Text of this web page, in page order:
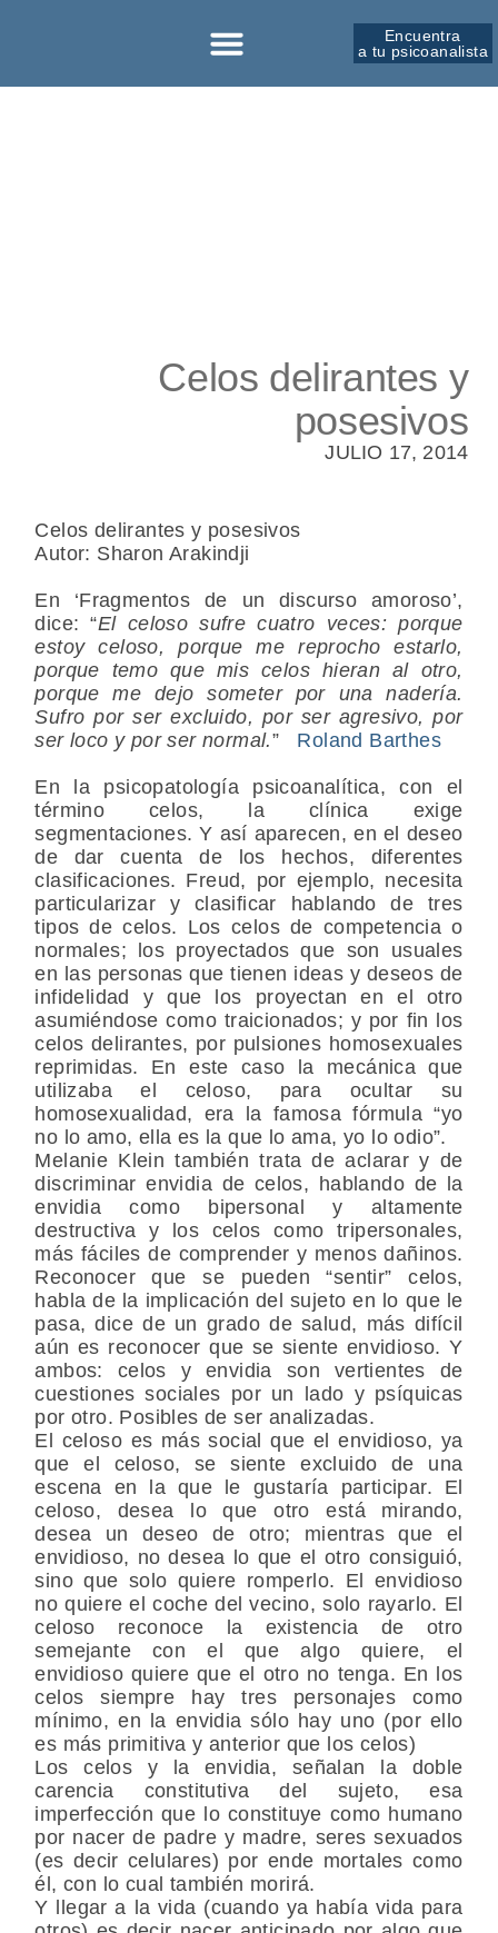
Encuentra
a tu psicoanalista
Celos delirantes y
posesivos
JULIO 17, 2014
Celos delirantes y posesivos
Autor: Sharon Arakindji
En ‘Fragmentos de un discurso amoroso’,
dice: “El celoso sufre cuatro veces: porque
estoy celoso, porque me reprocho estarlo,
porque temo que mis celos hieran al otro,
porque me dejo someter por una nadería.
Sufro por ser excluido, por ser agresivo, por
ser loco y por ser normal.” Roland Barthes
En la psicopatología psicoanalítica, con el
término celos, la clínica exige
segmentaciones. Y así aparecen, en el deseo
de dar cuenta de los hechos, diferentes
clasificaciones. Freud, por ejemplo, necesita
particularizar y clasificar hablando de tres
tipos de celos. Los celos de competencia o
normales; los proyectados que son usuales
en las personas que tienen ideas y deseos de
infidelidad y que los proyectan en el otro
asumiéndose como traicionados; y por fin los
celos delirantes, por pulsiones homosexuales
reprimidas. En este caso la mecánica que
utilizaba el celoso, para ocultar su
homosexualidad, era la famosa fórmula “yo
no lo amo, ella es la que lo ama, yo lo odio”.
Melanie Klein también trata de aclarar y de
discriminar envidia de celos, hablando de la
envidia como bipersonal y altamente
destructiva y los celos como tripersonales,
más fáciles de comprender y menos dañinos.
Reconocer que se pueden “sentir” celos,
habla de la implicación del sujeto en lo que le
pasa, dice de un grado de salud, más difícil
aún es reconocer que se siente envidioso. Y
ambos: celos y envidia son vertientes de
cuestiones sociales por un lado y psíquicas
por otro. Posibles de ser analizadas.
El celoso es más social que el envidioso, ya
que el celoso, se siente excluido de una
escena en la que le gustaría participar. El
celoso, desea lo que otro está mirando,
desea un deseo de otro; mientras que el
envidioso, no desea lo que el otro consiguió,
sino que solo quiere romperlo. El envidioso
no quiere el coche del vecino, solo rayarlo. El
celoso reconoce la existencia de otro
semejante con el que algo quiere, el
envidioso quiere que el otro no tenga. En los
celos siempre hay tres personajes como
mínimo, en la envidia sólo hay uno (por ello
es más primitiva y anterior que los celos)
Los celos y la envidia, señalan la doble
carencia constitutiva del sujeto, esa
imperfección que lo constituye como humano
por nacer de padre y madre, seres sexuados
(es decir celulares) por ende mortales como
él, con lo cual también morirá.
Y llegar a la vida (cuando ya había vida para